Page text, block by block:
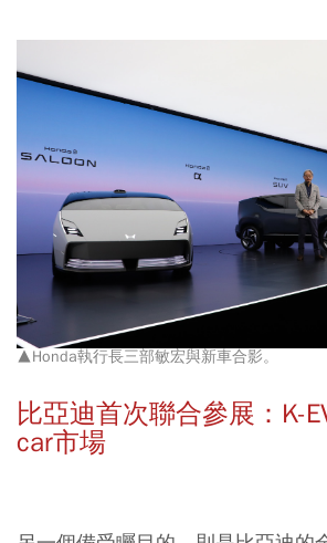
▲Honda執行長三部敏宏與新車合影。
比亞迪首次聯合參展：K-
car市場